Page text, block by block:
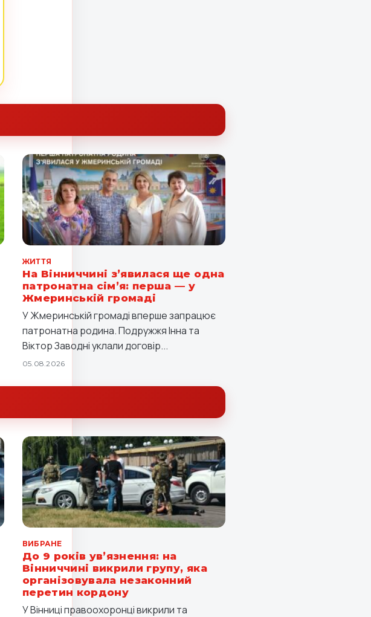
ЖИТТЯ
На Вінниччині з’явилася ще одна
патронатна сім’я: перша — у
Жмеринській громаді
У Жмеринській громаді вперше запрацює
патронатна родина. Подружжя Інна та
Віктор Заводні уклали договір...
05.08.2026
ВИБРАНЕ
До 9 років ув’язнення: на
Вінниччині викрили групу, яка
організовувала незаконний
перетин кордону
У Вінниці правоохоронці викрили та